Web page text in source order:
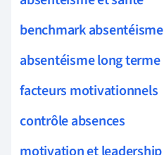
benchmark absentéisme
absentéisme long terme
facteurs motivationnels
contrôle absences